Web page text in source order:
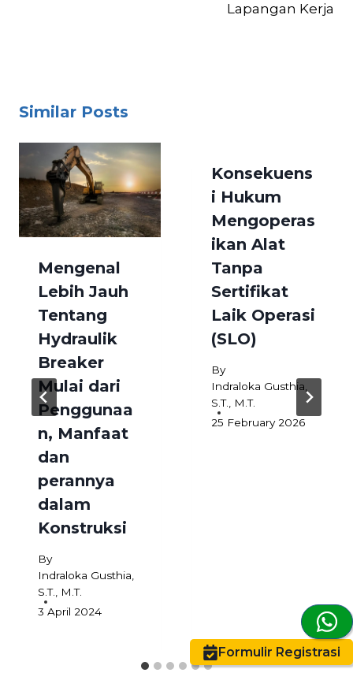
Lapangan Kerja
Similar Posts
Mengenal
Lebih Jauh
Tentang
Hydraulik
Breaker
Mulai dari
Penggunaa
n, Manfaat
dan
perannya
dalam
Konstruksi
By
Indraloka Gusthia,
S.T., M.T.
3 April 2024
Konsekuens
i Hukum
Mengoperas
ikan Alat
Tanpa
Sertifikat
Laik Operasi
(SLO)
By
Indraloka Gusthia,
S.T., M.T.
25 February 2026
Formulir Registrasi